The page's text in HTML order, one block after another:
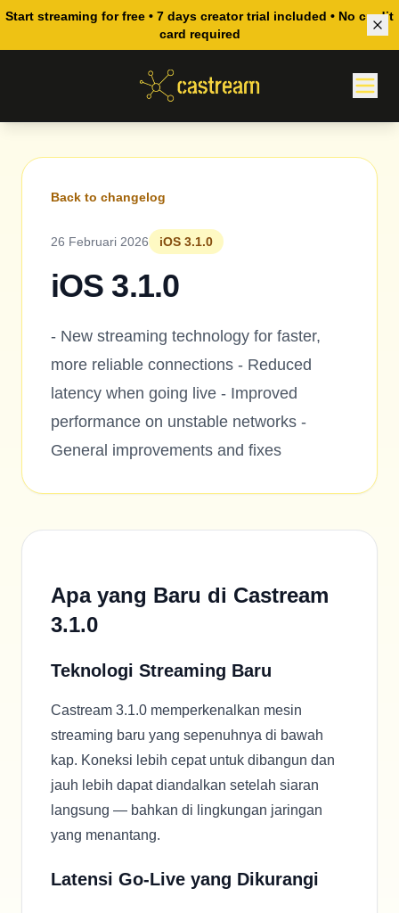
Start streaming for free • 7 days creator trial included • No credit
card required
Back to changelog
26 Februari 2026 iOS 3.1.0
iOS 3.1.0
- New streaming technology for faster,
more reliable connections - Reduced
latency when going live - Improved
performance on unstable networks -
General improvements and fixes
Apa yang Baru di Castream
3.1.0
Teknologi Streaming Baru
Castream 3.1.0 memperkenalkan mesin
streaming baru yang sepenuhnya di bawah
kap. Koneksi lebih cepat untuk dibangun dan
jauh lebih dapat diandalkan setelah siaran
langsung — bahkan di lingkungan jaringan
yang menantang.
Latensi Go-Live yang Dikurangi